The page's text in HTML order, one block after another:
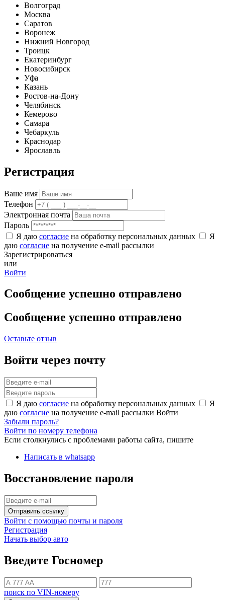
Волгоград
Москва
Саратов
Воронеж
Нижний Новгород
Троицк
Екатеринбург
Новосибирск
Уфа
Казань
Ростов-на-Дону
Челябинск
Кемерово
Самара
Чебаркуль
Краснодар
Ярославль
Регистрация
Ваше имя
Телефон
Электронная почта
Пароль
Я даю согласие на обработку персональных данных
Я
даю согласие на получение e-mail рассылки
Зарегистрироваться
или
Войти
Сообщение успешно отправлено
Сообщение успешно отправлено
Оставьте отзыв
Войти через почту
Я даю согласие на обработку персональных данных
Я
даю согласие на получение e-mail рассылки Войти
Забыли пароль?
Войти по номеру телефона
Если столкнулись с проблемами работы сайта, пишите
Написать в whatsapp
Восстановление пароля
Отправить ссылку
Войти с помощью почты и пароля
Регистрация
Начать выбор авто
Введите Госномер
поиск по VIN-номеру